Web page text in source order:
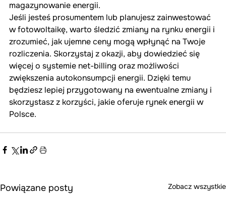
magazynowanie energii.
Jeśli jesteś prosumentem lub planujesz zainwestować
w fotowoltaikę, warto śledzić zmiany na rynku energii i
zrozumieć, jak ujemne ceny mogą wpłynąć na Twoje
rozliczenia. Skorzystaj z okazji, aby dowiedzieć się
więcej o systemie net-billing oraz możliwości
zwiększenia autokonsumpcji energii. Dzięki temu
będziesz lepiej przygotowany na ewentualne zmiany i
skorzystasz z korzyści, jakie oferuje rynek energii w
Polsce.
Powiązane posty Zobacz wszystkie